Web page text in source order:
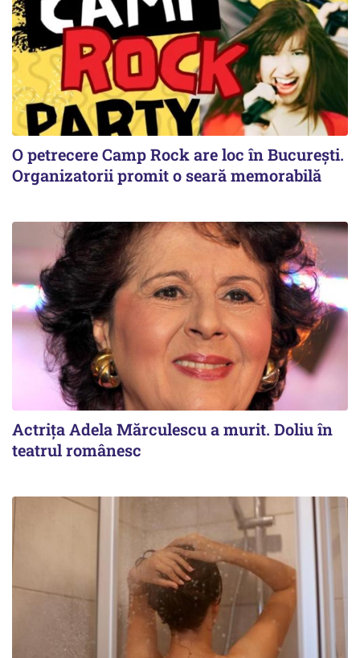
O petrecere Camp Rock are loc în București.
Organizatorii promit o seară memorabilă
Actrița Adela Mărculescu a murit. Doliu în
teatrul românesc